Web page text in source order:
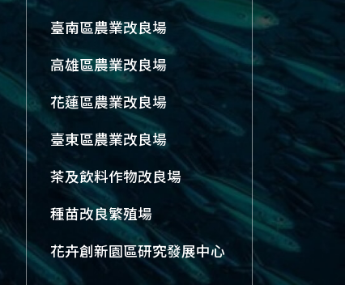
臺南區農業改良場
高雄區農業改良場
花蓮區農業改良場
臺東區農業改良場
茶及飲料作物改良場
種苗改良繁殖場
花卉創新園區研究發展中心